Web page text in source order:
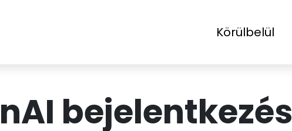
Körülbelül
bejelentkezés